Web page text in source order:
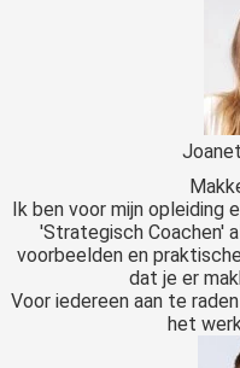
Ik ben voor mijn opleiding
'Strategisch Coachen'
voorbeelden en
dat je er
Voor iedereen aan te
het